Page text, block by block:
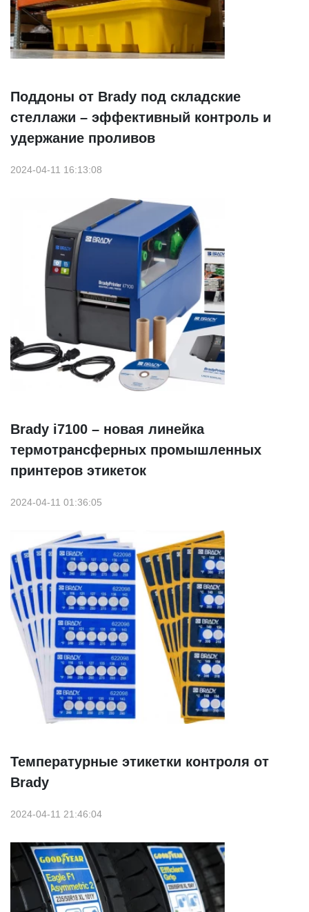
Поддоны от Brady под складские
стеллажи – эффективный контроль и
удержание проливов
2024-04-11 16:13:08
Brady i7100 – новая линейка
термотрансферных промышленных
принтеров этикеток
2024-04-11 01:36:05
Температурные этикетки контроля от
Brady
2024-04-11 21:46:04